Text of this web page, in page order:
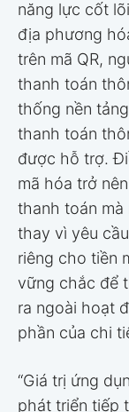
năng lực cốt
địa phương
trên mã QR,
thanh toán
thống nền
thanh toán
được hỗ trợ.
mã hóa trở
thanh toán
thay vì yêu
riêng cho tiền
vững chắc để
ra ngoài hoạt
phần của chi
“Giá trị ứng
phát triển tiếp